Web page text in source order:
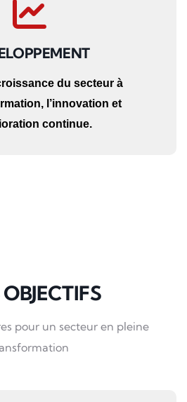
du secteur à
l’innovation et
continue.
pour un secteur en pleine